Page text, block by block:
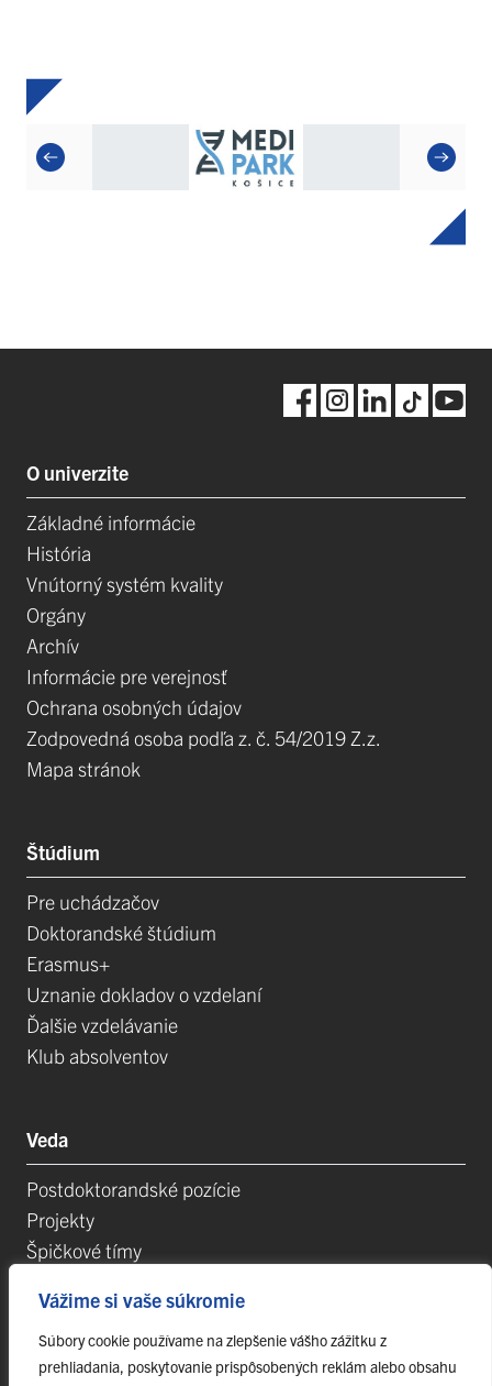
Vážime si vaše súkromie
Súbory cookie používame na zlepšenie vášho zážitku z
prehliadania, poskytovanie prispôsobených reklám alebo obsahu
O univerzite
Základné informácie
História
Vnútorný systém kvality
Orgány
Archív
Informácie pre verejnosť
Ochrana osobných údajov
Zodpovedná osoba podľa z. č. 54/2019 Z.z.
Mapa stránok
Štúdium
Pre uchádzačov
Doktorandské štúdium
Erasmus+
Uznanie dokladov o vzdelaní
Ďalšie vzdelávanie
Klub absolventov
Veda
Postdoktorandské pozície
Projekty
Špičkové tímy
Vedecké parky
Evidencia publikačnej činnosti
Habilitačné a vymenúvacie konania